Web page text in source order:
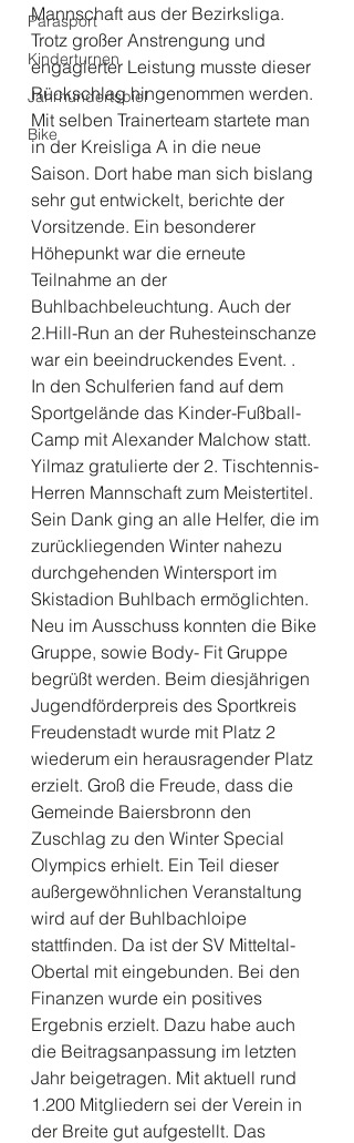
Parasport
Kinderturnen
Jahrhundertspiel
Bike
Mannschaft aus der Bezirksliga.
Trotz großer Anstrengung und
engagierter Leistung musste dieser
Rückschlag hingenommen werden.
Mit selben Trainerteam startete man
in der Kreisliga A in die neue
Saison. Dort habe man sich bislang
sehr gut entwickelt, berichte der
Vorsitzende. Ein besonderer
Höhepunkt war die erneute
Teilnahme an der
Buhlbachbeleuchtung. Auch der
2.Hill-Run an der Ruhesteinschanze
war ein beeindruckendes Event. .
In den Schulferien fand auf dem
Sportgelände das Kinder-Fußball-
Camp mit Alexander Malchow statt.
Yilmaz gratulierte der 2. Tischtennis-
Herren Mannschaft zum Meistertitel.
Sein Dank ging an alle Helfer, die im
zurückliegenden Winter nahezu
durchgehenden Wintersport im
Skistadion Buhlbach ermöglichten.
Neu im Ausschuss konnten die Bike
Gruppe, sowie Body- Fit Gruppe
begrüßt werden. Beim diesjährigen
Jugendförderpreis des Sportkreis
Freudenstadt wurde mit Platz 2
wiederum ein herausragender Platz
erzielt. Groß die Freude, dass die
Gemeinde Baiersbronn den
Zuschlag zu den Winter Special
Olympics erhielt. Ein Teil dieser
außergewöhnlichen Veranstaltung
wird auf der Buhlbachloipe
stattfinden. Da ist der SV Mitteltal-
Obertal mit eingebunden. Bei den
Finanzen wurde ein positives
Ergebnis erzielt. Dazu habe auch
die Beitragsanpassung im letzten
Jahr beigetragen. Mit aktuell rund
1.200 Mitgliedern sei der Verein in
der Breite gut aufgestellt. Das